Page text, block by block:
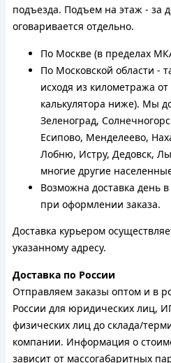
подъезда. Подъем на этаж - за
оговаривается отдельно.
По Москве (в пределах
По Московской области -
исходя из километража
калькулятора ниже). Мы
Зеленоград,
Есипово, Менделеево,
Лобню, Истру, Дедовск,
многие другие
Возможна доставка день
при оформлении заказа.
Доставка курьером
указанному адресу.
Доставка по России
Отправляем заказы оптом и в
России для юридических лиц,
физических лиц до склада/
компании. Информация о
зависит от массогабаритных